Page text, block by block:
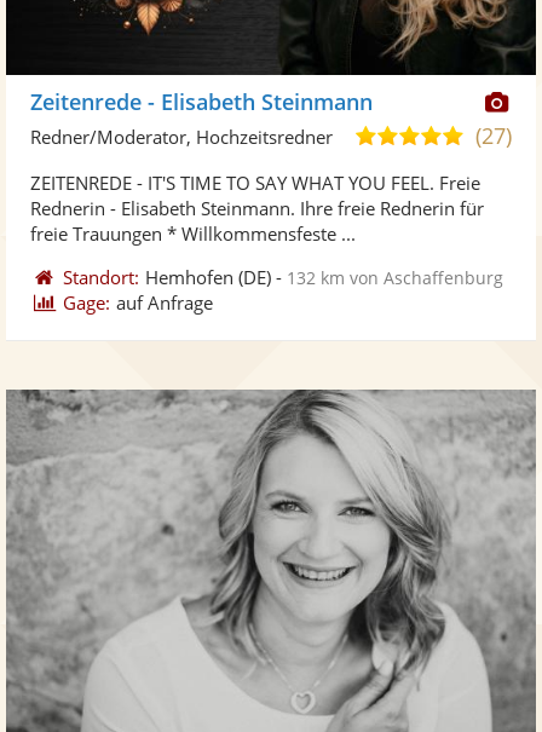
Zeitenrede - Elisabeth Steinmann
5,0
5
(27)
Redner/Moderator, Hochzeitsredner
ZEITENREDE - IT'S TIME TO SAY WHAT YOU FEEL. Freie
Rednerin - Elisabeth Steinmann. Ihre freie Rednerin für
freie Trauungen * Willkommensfeste ...
Standort: Hemhofen (DE) - 132 km von Aschaffenburg
Gage: auf Anfrage